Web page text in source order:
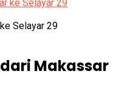
Selayar 29
Makassar